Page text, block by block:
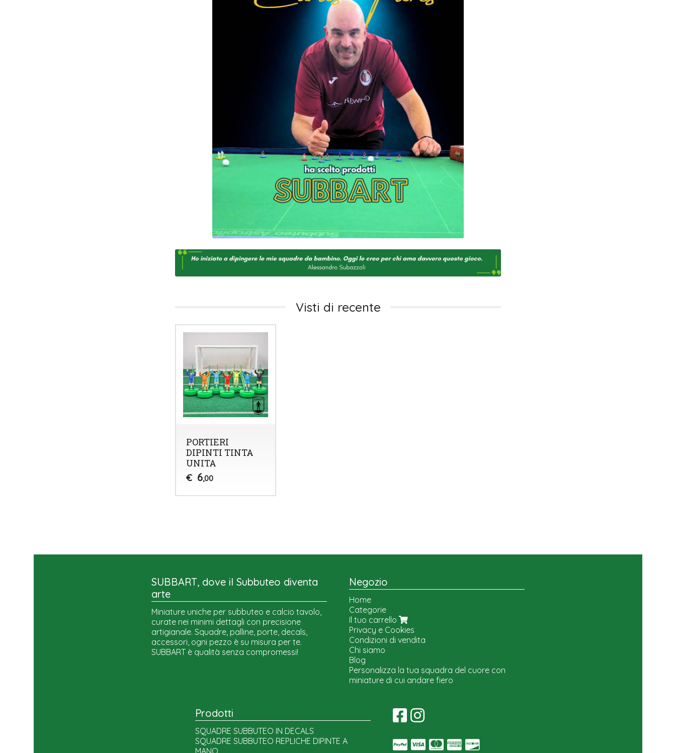
Visti di recente
PORTIERI
DIPINTI TINTA
UNITA
€ 6,00
SUBBART, dove il Subbuteo diventa
arte
Miniature uniche per subbuteo e calcio tavolo,
curate nei minimi dettagli con precisione
artigianale. Squadre, palline, porte, decals,
accessori, ogni pezzo è su misura per te.
SUBBART è qualità senza compromessi!
Negozio
Home
Categorie
Il tuo carrello
Privacy e Cookies
Condizioni di vendita
Chi siamo
Blog
Personalizza la tua squadra del cuore con
miniature di cui andare fiero
Prodotti
SQUADRE SUBBUTEO IN DECALS
SQUADRE SUBBUTEO REPLICHE DIPINTE A